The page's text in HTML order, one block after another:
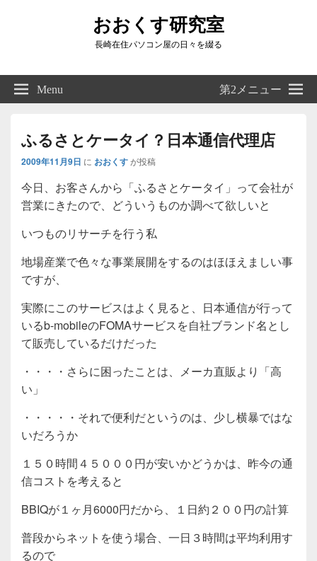
おおくす研究室
長崎在住パソコン屋の日々を綴る
Right
Sidebar
Widget
Menu 第2メニュー
ふるさとケータイ？日本通信代理店
2009年11月9日 に おおくすが投稿
今日、お客さんから「ふるさとケータイ」って会社が
営業にきたので、どういうものか調べて欲しいと
いつものリサーチを行う私
地場産業で色々な事業展開をするのはほほえましい事
ですが、
実際にこのサービスはよく見ると、日本通信が行って
いるb-mobileのFOMAサービスを自社ブランド名とし
て販売しているだけだった
・・・・さらに困ったことは、メーカ直販より「高
い」
・・・・・それで便利だというのは、少し横暴ではな
いだろうか
１５０時間４５０００円が安いかどうかは、昨今の通
信コストを考えると
BBIQが１ヶ月6000円だから、１日約２００円の計算
普段からネットを使う場合、一日３時間は平均利用す
るので